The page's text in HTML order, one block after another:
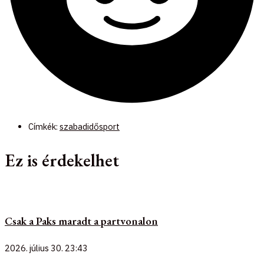
Címkék: szabadidősport
Ez is érdekelhet
Csak a Paks maradt a partvonalon
2026. július 30. 23:43